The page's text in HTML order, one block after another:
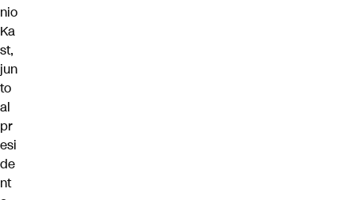
nio
Ka
st,
jun
to
al
pr
esi
de
nt